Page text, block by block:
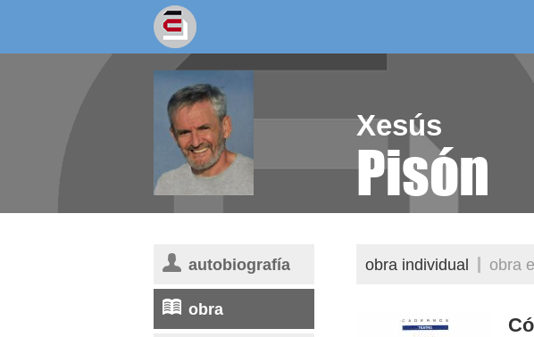
socios/as
Xesús
Pisón
autobiografía
obra
obra individual obra